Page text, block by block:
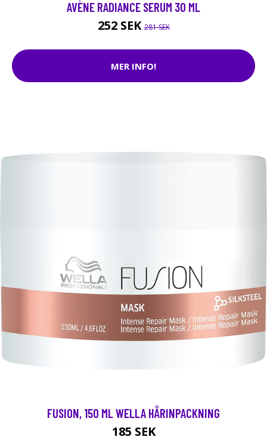
AVÈNE RADIANCE SERUM 30 ML
252 SEK281 SEK
MER INFO!
FUSION, 150 ML WELLA HÅRINPACKNING
185 SEK